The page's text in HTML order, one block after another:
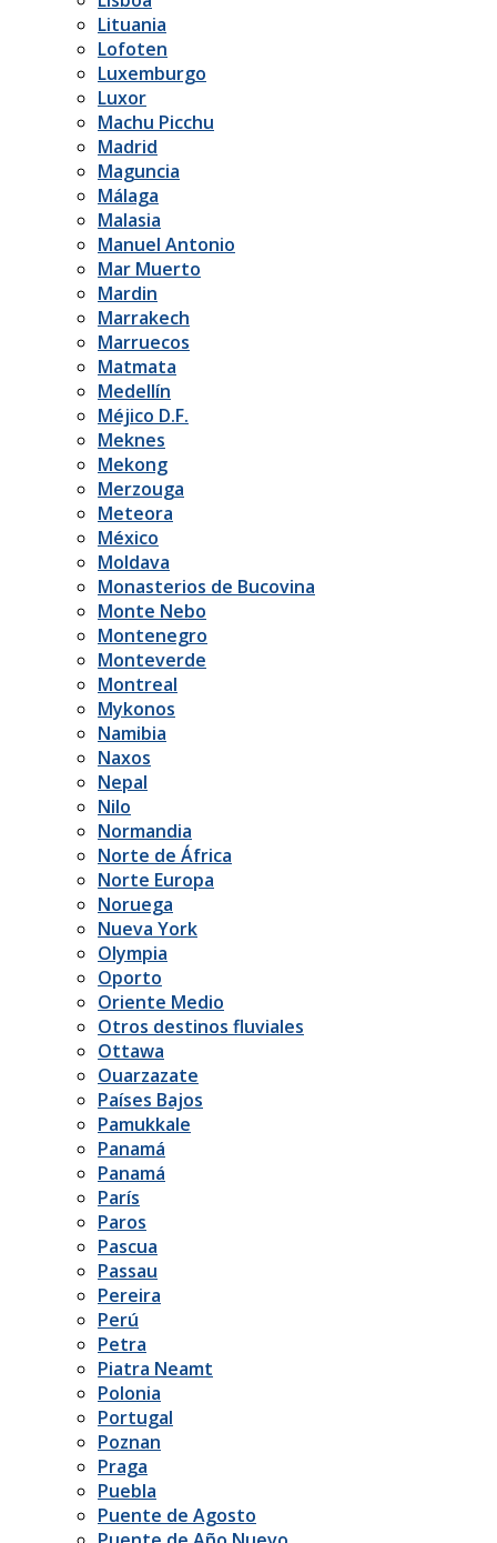
Lituania
Lofoten
Luxemburgo
Luxor
Machu Picchu
Madrid
Maguncia
Málaga
Malasia
Manuel Antonio
Mar Muerto
Mardin
Marrakech
Marruecos
Matmata
Medellín
Méjico D.F.
Meknes
Mekong
Merzouga
Meteora
México
Moldava
Monasterios de Bucovina
Monte Nebo
Montenegro
Monteverde
Montreal
Mykonos
Namibia
Naxos
Nepal
Nilo
Normandia
Norte de África
Norte Europa
Noruega
Nueva York
Olympia
Oporto
Oriente Medio
Otros destinos fluviales
Ottawa
Ouarzazate
Países Bajos
Pamukkale
Panamá
Panamá
París
Paros
Pascua
Passau
Pereira
Perú
Petra
Piatra Neamt
Polonia
Portugal
Poznan
Praga
Puebla
Puente de Agosto